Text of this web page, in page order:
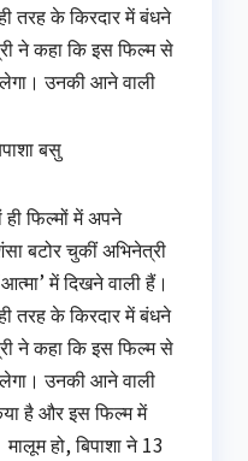
तरह के किरदार में बंधने
ने कहा कि इस फिल्म से
उनकी आने वाली
ही फिल्मों में अपने
बटोर चुकीं अभिनेत्री
में दिखने वाली हैं।
तरह के किरदार में बंधने
ने कहा कि इस फिल्म से
उनकी आने वाली
है और इस फिल्म में
हो, बिपाशा ने 13